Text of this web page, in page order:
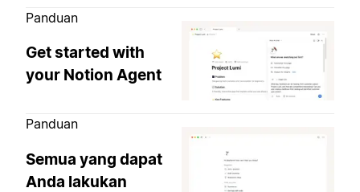
Panduan
Get started with
your Notion Agent
Panduan
Semua yang dapat
Anda lakukan